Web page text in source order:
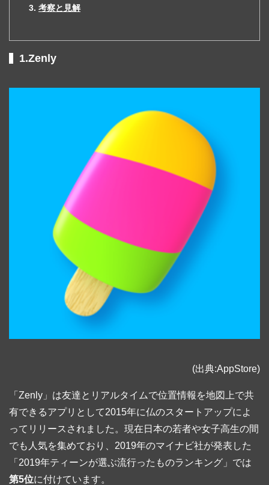
考察と見解
1.Zenly
(出典:AppStore)
「Zenly」は友達とリアルタイムで位置情報を地図上で共
有できるアプリとして2015年に仏のスタートアップによ
ってリリースされました。現在日本の若者や女子高生の間
でも人気を集めており、2019年のマイナビ社が発表した
「2019年ティーンが選ぶ流行ったものランキング」では
第5位に付けています。